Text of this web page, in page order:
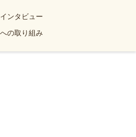
ンタビュー
の取り組み